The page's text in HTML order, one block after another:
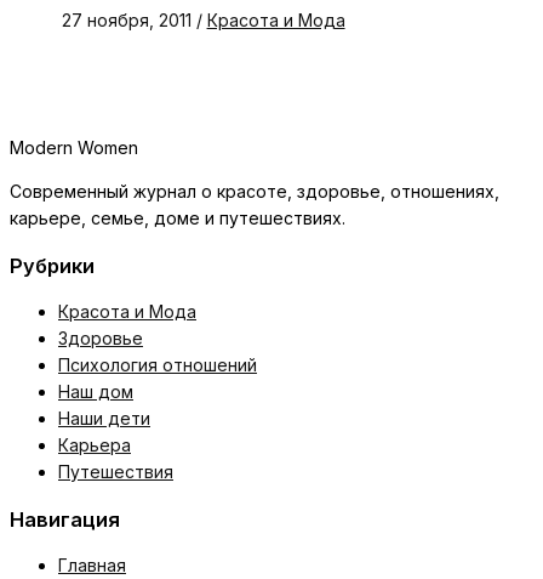
27 ноября, 2011 / Красота и Мода
Modern Women
Современный журнал о красоте, здоровье, отношениях,
карьере, семье, доме и путешествиях.
Рубрики
Красота и Мода
Здоровье
Психология отношений
Наш дом
Наши дети
Карьера
Путешествия
Навигация
Главная